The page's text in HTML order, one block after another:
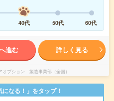
40代 50代 60代
進む 詳しく見る
オプション 製造事業部（全国）
なる！」をタップ！